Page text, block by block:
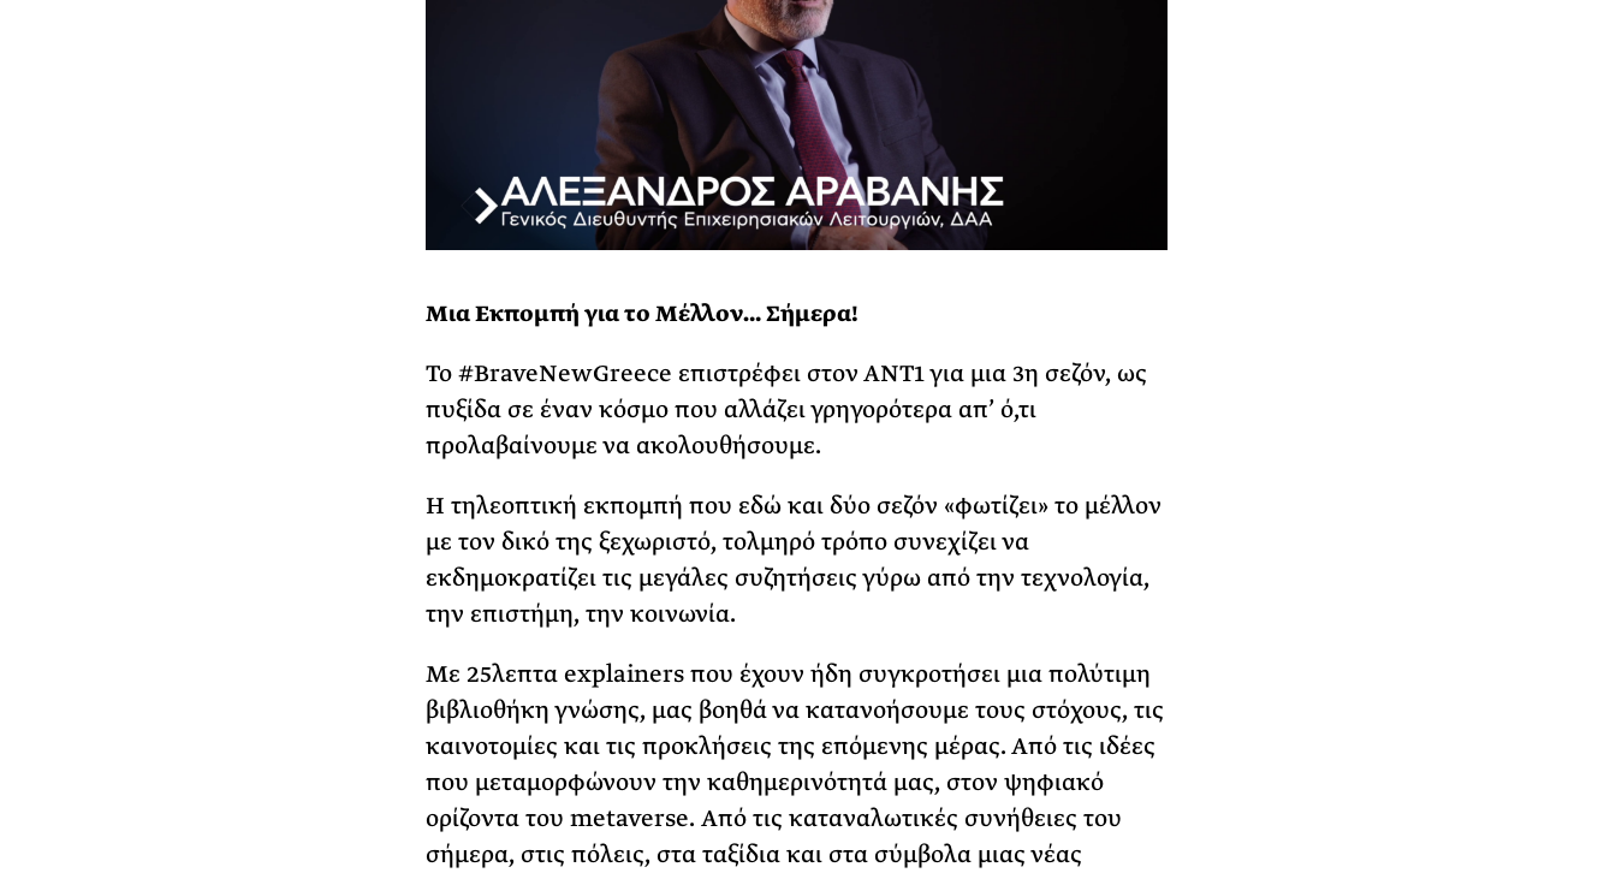
Μια Εκπομπή για το Μέλλον… Σήμερα!
Το #BraveNewGreece επιστρέφει στον ΑΝΤ1 για μια 3η σεζόν, ως
πυξίδα σε έναν κόσμο που αλλάζει γρηγορότερα απ’ ό,τι
προλαβαίνουμε να ακολουθήσουμε.
Η τηλεοπτική εκπομπή που εδώ και δύο σεζόν «φωτίζει» το μέλλον
με τον δικό της ξεχωριστό, τολμηρό τρόπο συνεχίζει να
εκδημοκρατίζει τις μεγάλες συζητήσεις γύρω από την τεχνολογία,
την επιστήμη, την κοινωνία.
Με 25λεπτα explainers που έχουν ήδη συγκροτήσει μια πολύτιμη
βιβλιοθήκη γνώσης, μας βοηθά να κατανοήσουμε τους στόχους, τις
καινοτομίες και τις προκλήσεις της επόμενης μέρας. Από τις ιδέες
που μεταμορφώνουν την καθημερινότητά μας, στον ψηφιακό
ορίζοντα του metaverse. Από τις καταναλωτικές συνήθειες του
σήμερα, στις πόλεις, στα ταξίδια και στα σύμβολα μιας νέας